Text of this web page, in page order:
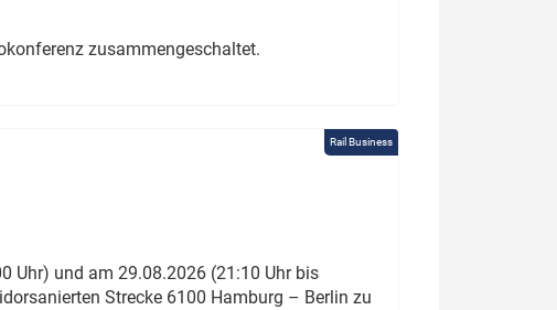
zusammengeschaltet.
Rail Business
Uhr) und am 29.08.2026 (21:10 Uhr bis
Strecke 6100 Hamburg – Berlin zu